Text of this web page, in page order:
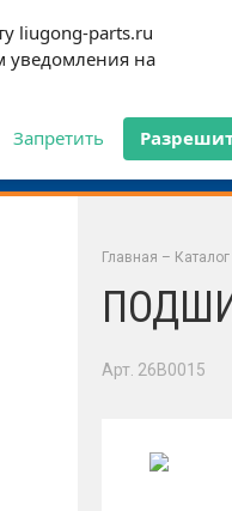
liugong-parts.ru
уведомления на
Запретить
И ОПЛАТА ГАРАНТИЯ
И ОПЛАТА
Главная – Каталог
Арт. 26B0015